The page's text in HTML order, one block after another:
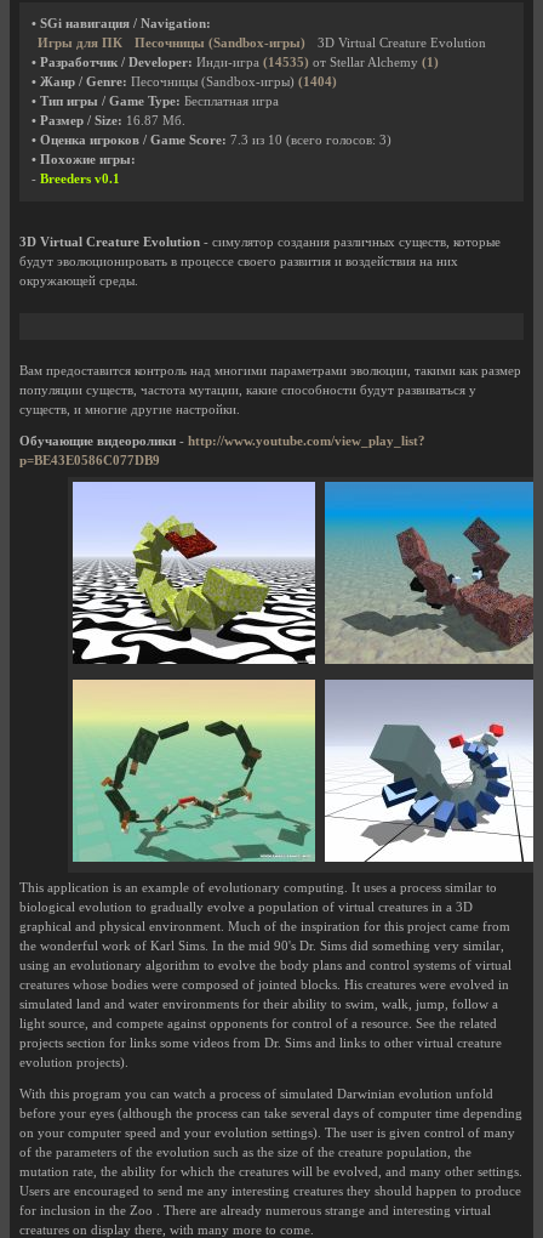
• SGi навигация / Navigation:
Игры для ПК
Песочницы (Sandbox-игры)
3D Virtual Creature Evolution
• Разработчик / Developer: Инди-игра (14535) от Stellar Alchemy (1)
• Жанр / Genre: Песочницы (Sandbox-игры) (1404)
• Тип игры / Game Type: Бесплатная игра
• Размер / Size: 16.87 Мб.
• Оценка игроков / Game Score: 7.3 из 10 (всего голосов: 3)
• Похожие игры:
- Breeders v0.1
3D Virtual Creature Evolution - симулятор создания различных существ, которые
будут эволюционировать в процессе своего развития и воздействия на них
окружающей среды.
Вам предоставится контроль над многими параметрами эволюции, такими как размер
популяции существ, частота мутации, какие способности будут развиваться у
существ, и многие другие настройки.
Обучающие видеоролики - http://www.youtube.com/view_play_list?
p=BE43E0586C077DB9
This application is an example of evolutionary computing. It uses a process similar to
biological evolution to gradually evolve a population of virtual creatures in a 3D
graphical and physical environment. Much of the inspiration for this project came from
the wonderful work of Karl Sims. In the mid 90's Dr. Sims did something very similar,
using an evolutionary algorithm to evolve the body plans and control systems of virtual
creatures whose bodies were composed of jointed blocks. His creatures were evolved in
simulated land and water environments for their ability to swim, walk, jump, follow a
light source, and compete against opponents for control of a resource. See the related
projects section for links some videos from Dr. Sims and links to other virtual creature
evolution projects).
With this program you can watch a process of simulated Darwinian evolution unfold
before your eyes (although the process can take several days of computer time depending
on your computer speed and your evolution settings). The user is given control of many
of the parameters of the evolution such as the size of the creature population, the
mutation rate, the ability for which the creatures will be evolved, and many other settings.
Users are encouraged to send me any interesting creatures they should happen to produce
for inclusion in the Zoo . There are already numerous strange and interesting virtual
creatures on display there, with many more to come.